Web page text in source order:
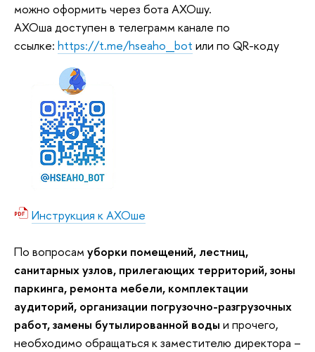
можно оформить через бота АХОшу.
АХОша доступен в телеграмм канале по
ссылке: https://t.me/hseaho_bot или по QR-коду
Инструкция к АХОше
По вопросам уборки помещений, лестниц,
санитарных узлов, прилегающих территорий, зоны
паркинга, ремонта мебели, комплектации
аудиторий, организации погрузочно-разгрузочных
работ, замены бутылированной воды и прочего,
необходимо обращаться к заместителю директора –